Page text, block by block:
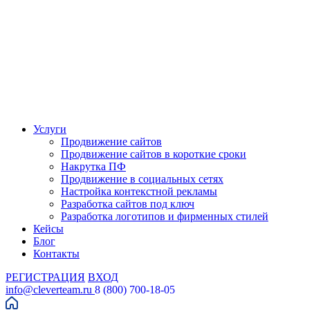
Услуги
Продвижение сайтов
Продвижение сайтов в короткие сроки
Накрутка ПФ
Продвижение в социальных сетях
Настройка контекстной рекламы
Разработка сайтов под ключ
Разработка логотипов и фирменных стилей
Кейсы
Блог
Контакты
РЕГИСТРАЦИЯ ВХОД
info@cleverteam.ru 8 (800) 700-18-05